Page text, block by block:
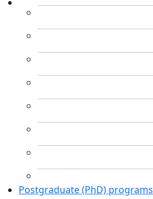
Postgraduate (PhD) programs